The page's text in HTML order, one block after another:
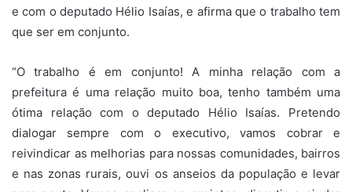
e com o deputado Hélio Isaías, e afirma que o trabalho tem
que ser em conjunto.
“O trabalho é em conjunto! A minha relação com a
prefeitura é uma relação muito boa, tenho também uma
ótima relação com o deputado Hélio Isaías. Pretendo
dialogar sempre com o executivo, vamos cobrar e
reivindicar as melhorias para nossas comunidades, bairros
e nas zonas rurais, ouvi os anseios da população e levar